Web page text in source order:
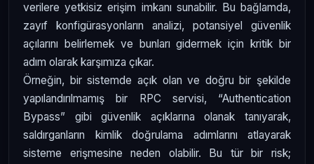
verilere yetkisiz erişim imkanı sunabilir. Bu bağlamda,
zayıf konfigürasyonların analizi, potansiyel güvenlik
açılarını belirlemek ve bunları gidermek için kritik bir
adım olarak karşımıza çıkar.
Örneğin, bir sistemde açık olan ve doğru bir şekilde
yapılandırılmamış bir RPC servisi, “Authentication
Bypass” gibi güvenlik açıklarına olanak tanıyarak,
saldırganların kimlik doğrulama adımlarını atlayarak
sisteme erişmesine neden olabilir. Bu tür bir risk;